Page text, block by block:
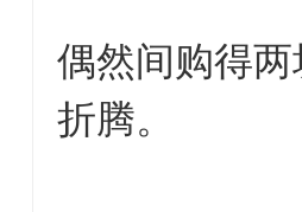
偶然间购得
折腾。